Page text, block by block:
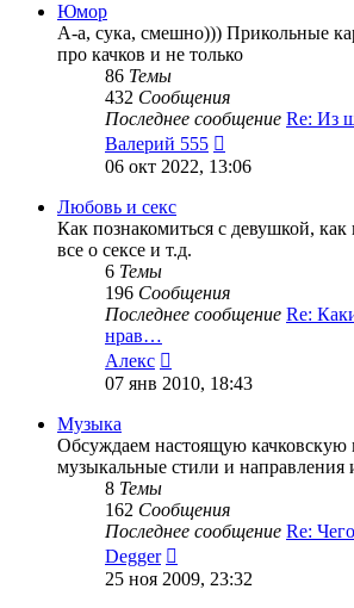
Юмор
А-а, сука, смешно))) Прикольные
про качков и не только
86 Темы
432 Сообщения
Последнее сообщение Re: Из
Валерий 555
к
06 окт 2022, 13:06
Любовь и секс
Как познакомиться с девушкой,
все о сексе и т.д.
6 Темы
196 Сообщения
Последнее сообщение Re:
нрав…
Алекс
к
07 янв 2010, 18:43
Музыка
Обсуждаем настоящую качковскую
музыкальные стили и направления
8 Темы
162 Сообщения
Последнее сообщение Re:
Degger
к
25 ноя 2009, 23:32